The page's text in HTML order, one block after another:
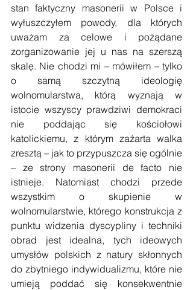
stan faktyczny masonerii w Polsce i
wyłuszczyłem powody, dla których
uważam za celowe i pożądane
zorganizowanie jej u nas na szerszą
skalę. Nie chodzi mi – mówiłem – tylko
o samą szczytną ideologię
wolnomularstwa, którą wyznają w
istocie wszyscy prawdziwi demokraci
nie poddając się kościołowi
katolickiemu, z którym zażarta walka
zresztą – jak to przypuszcza się ogólnie
– ze strony masonerii de facto nie
istnieje. Natomiast chodzi przede
wszystkim o skupienie w
wolnomularstwie, którego konstrukcja z
punktu widzenia dyscypliny i techniki
obrad jest idealna, tych ideowych
umysłów polskich z natury skłonnych
do zbytniego indywidualizmu, które nie
umieją poddać się konsekwentnie